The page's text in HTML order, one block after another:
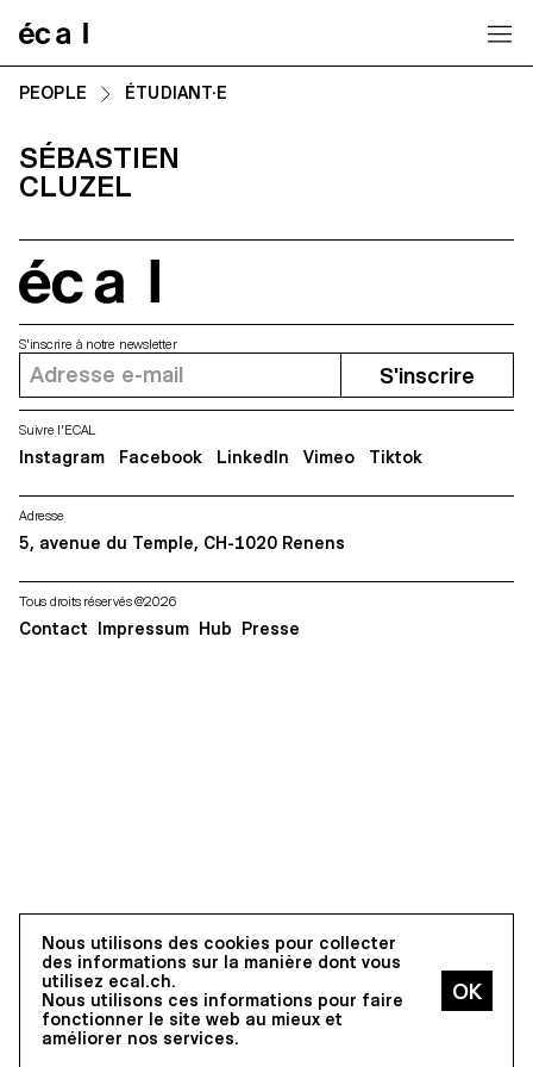
PEOPLE ÉTUDIANT·E
SÉBASTIEN
CLUZEL
Nous utilisons des cookies pour collecter
des informations sur la manière dont vous
utilisez ecal.ch.
Nous utilisons ces informations pour faire
fonctionner le site web au mieux et
améliorer nos services.
Adresse
5, avenue du Temple, CH-1020 Renens
S'inscrire à notre newsletter
S'inscrire
Suivre l'ECAL
Instagram Facebook LinkedIn Vimeo Tiktok
Tous droits réservés @2026
Contact Impressum Hub Presse